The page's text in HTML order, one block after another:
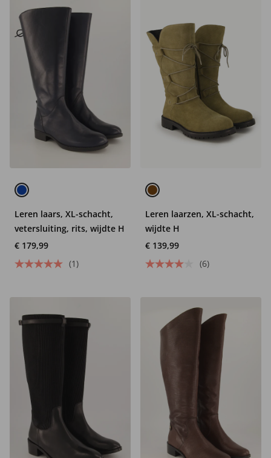
Leren laars, XL-schacht,
vetersluiting, rits, wijdte H
€ 179,99
(1)
Leren laarzen, XL-schacht,
wijdte H
€ 139,99
(6)